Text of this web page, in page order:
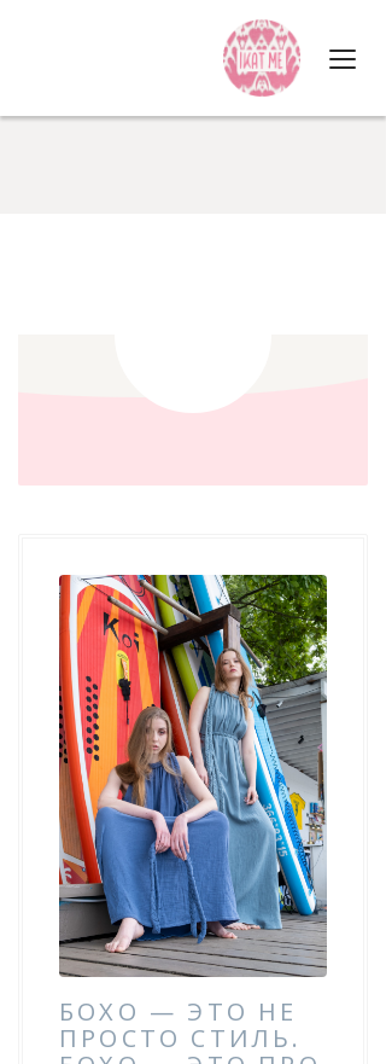
БОХО — ЭТО НЕ
ПРОСТО СТИЛЬ.